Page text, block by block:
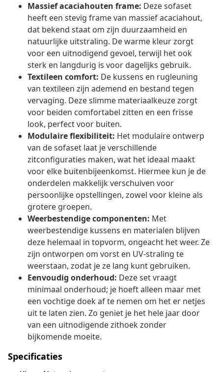
Massief acaciahouten frame: Deze sofaset
heeft een stevig frame van massief acaciahout,
dat bekend staat om zijn duurzaamheid en
natuurlijke uitstraling. De warme kleur zorgt
voor een uitnodigend gevoel, terwijl het ook
sterk en langdurig is voor dagelijks gebruik.
Textileen comfort: De kussens en rugleuning
van textileen zijn ademend en bestand tegen
vervaging. Deze slimme materiaalkeuze zorgt
voor beiden comfortabel zitten en een frisse
look, perfect voor buiten.
Modulaire flexibiliteit: Het modulaire ontwerp
van de sofaset laat je verschillende
zitconfiguraties maken, wat het ideaal maakt
voor elke buitenbijeenkomst. Hiermee kun je de
onderdelen makkelijk verschuiven voor
persoonlijke opstellingen, zowel voor kleine als
grotere groepen.
Weerbestendige componenten: Met
weerbestendige kussens en materialen blijven
deze helemaal in topvorm, ongeacht het weer. Ze
zijn ontworpen om vorst en UV-straling te
weerstaan, zodat je ze lang kunt gebruiken.
Eenvoudig onderhoud: Deze set vraagt
minimaal onderhoud; je hoeft alleen maar met
een vochtige doek af te nemen om het er netjes
uit te laten zien. Zo geniet je het hele jaar door
van een uitnodigende zithoek zonder
bijkomende moeite.
Specificaties